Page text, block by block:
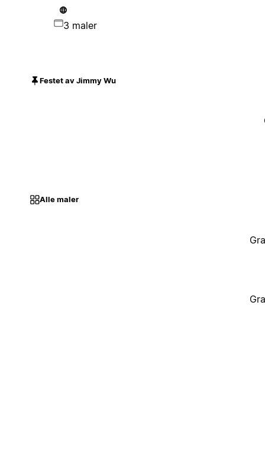
3 maler
Festet av Jimmy Wu
Alle maler